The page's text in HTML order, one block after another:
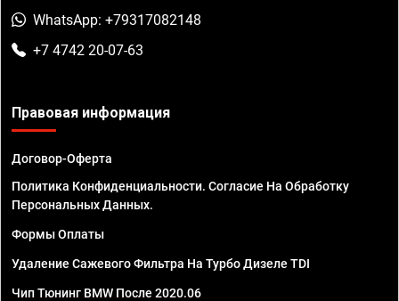
WhatsApp: +79317082148
+7 4742 20-07-63
Правовая информация
Договор-Оферта
Политика Конфиденциальности. Согласие На Обработку
Персональных Данных.
Формы Оплаты
Удаление Сажевого Фильтра На Турбо Дизеле TDI
Чип Тюнинг BMW После 2020.06